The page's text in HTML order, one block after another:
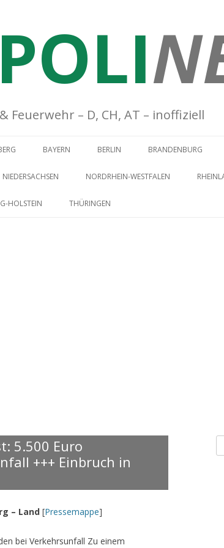
Feuerwehr – D, CH, AT – inoffiziell
BAYERN BERLIN BRANDENBURG
NIEDERSACHSEN NORDRHEIN-WESTFALEN
HOLSTEIN THÜRINGEN
5.500 Euro
+++ Einbruch in
– Land [Pressemappe]
bei Verkehrsunfall Zu einem